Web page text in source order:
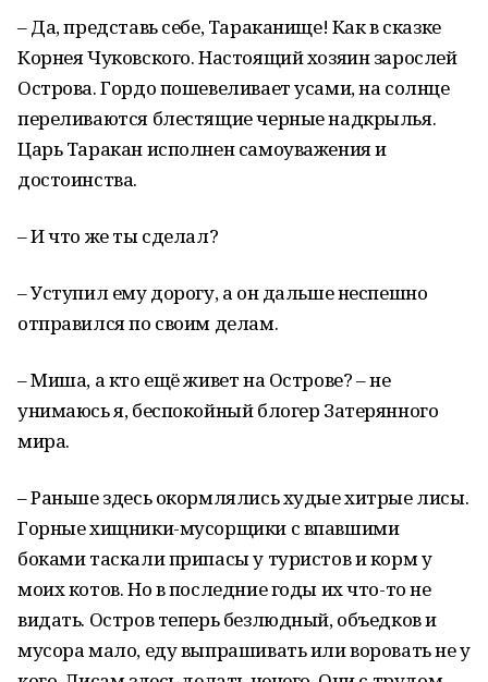
– Да, представь себе, Тараканище! Как в сказке
Корнея Чуковского. Настоящий хозяин зарослей
Острова. Гордо пошевеливает усами, на солнце
переливаются блестящие черные надкрылья.
Царь Таракан исполнен самоуважения и
достоинства.
– И что же ты сделал?
– Уступил ему дорогу, а он дальше неспешно
отправился по своим делам.
– Миша, а кто ещё живет на Острове? – не
унимаюсь я, беспокойный блогер Затерянного
мира.
– Раньше здесь окормлялись худые хитрые лисы.
Горные хищники-мусорщики с впавшими
боками таскали припасы у туристов и корм у
моих котов. Но в последние годы их что-то не
видать. Остров теперь безлюдный, объедков и
мусора мало, еду выпрашивать или воровать не у